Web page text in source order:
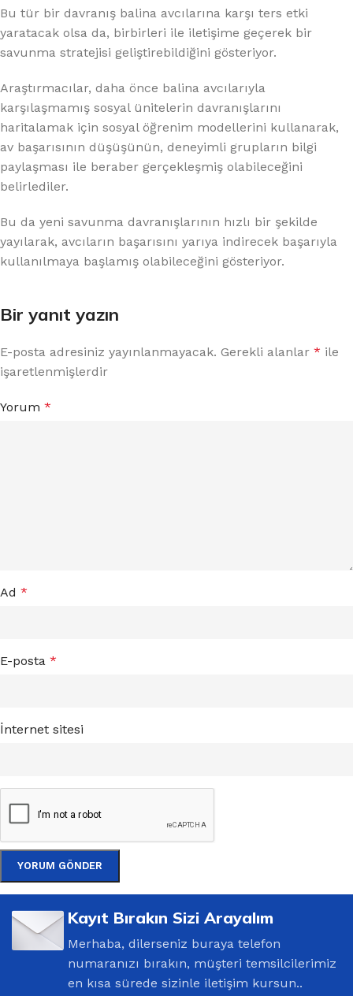
Bu tür bir davranış balina avcılarına karşı ters etki
yaratacak olsa da, birbirleri ile iletişime geçerek bir
savunma stratejisi geliştirebildiğini gösteriyor.
Araştırmacılar, daha önce balina avcılarıyla
karşılaşmamış sosyal ünitelerin davranışlarını
haritalamak için sosyal öğrenim modellerini kullanarak,
av başarısının düşüşünün, deneyimli grupların bilgi
paylaşması ile beraber gerçekleşmiş olabileceğini
belirlediler.
Bu da yeni savunma davranışlarının hızlı bir şekilde
yayılarak, avcıların başarısını yarıya indirecek başarıyla
kullanılmaya başlamış olabileceğini gösteriyor.
Bir yanıt yazın
E-posta adresiniz yayınlanmayacak. Gerekli alanlar * ile
işaretlenmişlerdir
Yorum *
Ad *
E-posta *
İnternet sitesi
Kayıt Bırakın Sizi Arayalım
Merhaba, dilerseniz buraya telefon
numaranızı bırakın, müşteri temsilcilerimiz
en kısa sürede sizinle iletişim kursun..